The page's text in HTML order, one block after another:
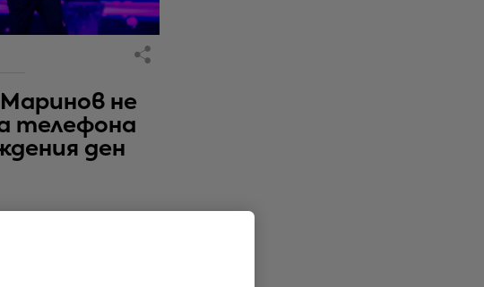
Маринов не
телефона
ден